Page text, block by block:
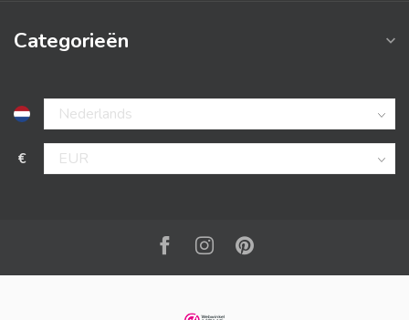
Categorieën
€